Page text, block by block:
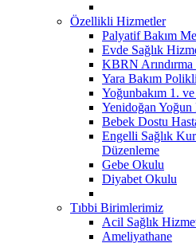
Özellikli Hizmetler
Palyatif Bakım
Evde Sağlık
KBRN
Yara Bakım
Yoğunbakım 1.
Yenidoğan Yoğun
Bebek Dostu
Engelli Sağlık
Düzenleme
Gebe Okulu
Diyabet Okulu
Tıbbi Birimlerimiz
Acil Sağlık
Ameliyathane